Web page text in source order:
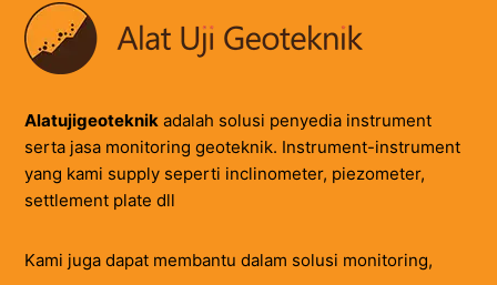
Alatujigeoteknik adalah solusi penyedia instrument
serta jasa monitoring geoteknik. Instrument-instrument
yang kami supply seperti inclinometer, piezometer,
settlement plate dll
Kami juga dapat membantu dalam solusi monitoring,